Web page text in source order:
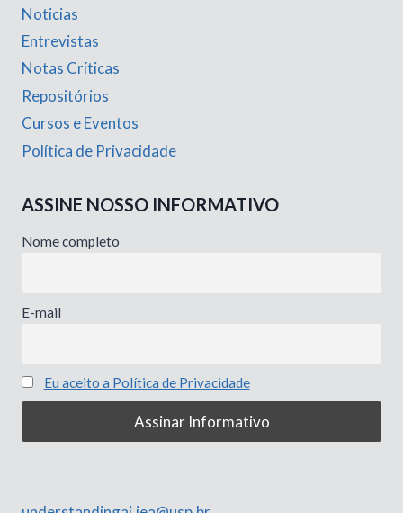
Noticias
Entrevistas
Notas Críticas
Repositórios
Cursos e Eventos
Política de Privacidade
ASSINE NOSSO INFORMATIVO
Nome completo
E-mail
Eu aceito a Política de Privacidade